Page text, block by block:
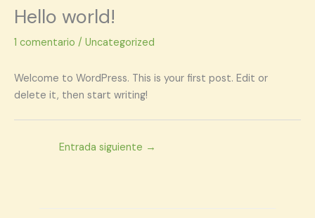
Hello world!
1 comentario / Uncategorized
Welcome to WordPress. This is your first post. Edit or
delete it, then start writing!
Entrada siguiente →